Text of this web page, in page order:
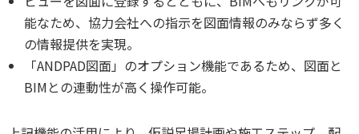
能なため、協力会社への指示を図面情報のみならず多く
の情報提供を実現。
「ANDPAD図面」のオプション機能であるため、図面と
BIMとの連動性が高く操作可能。